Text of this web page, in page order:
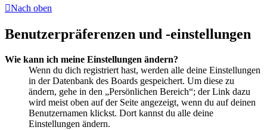
Nach oben
Benutzerpräferenzen und -einstellungen
Wie kann ich meine Einstellungen ändern?
Wenn du dich registriert hast, werden alle deine Einstellungen
in der Datenbank des Boards gespeichert. Um diese zu
ändern, gehe in den „Persönlichen Bereich“; der Link dazu
wird meist oben auf der Seite angezeigt, wenn du auf deinen
Benutzernamen klickst. Dort kannst du alle deine
Einstellungen ändern.